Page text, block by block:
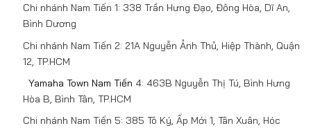
Chi nhánh Nam Tiến 1: 338 Trần Hưng Đạo, Đông Hòa, Dĩ An,
Bình Dương
Chi nhánh Nam Tiến 2: 21A Nguyễn Ảnh Thủ, Hiệp Thành, Quận
12, TP.HCM
Yamaha Town Nam Tiến 4: 463B Nguyễn Thị Tú, Bình Hưng
Hòa B, Bình Tân, TP.HCM
Chi nhánh Nam Tiến 5: 385 Tô Ký, Ấp Mới 1, Tân Xuân, Hóc